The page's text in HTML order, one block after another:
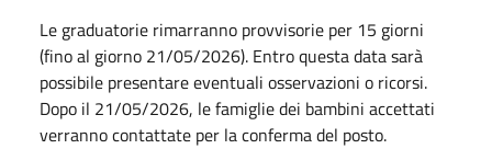
Le graduatorie rimarranno provvisorie per 15 giorni
(fino al giorno 21/05/2026). Entro questa data sarà
possibile presentare eventuali osservazioni o ricorsi.
Dopo il 21/05/2026, le famiglie dei bambini accettati
verranno contattate per la conferma del posto.